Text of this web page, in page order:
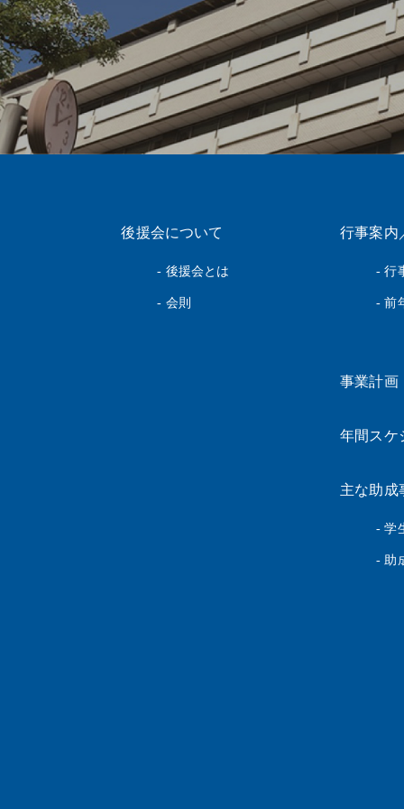
後援会について
- 後援会とは
- 会則
行事案内
- 行
- 前
事業計画
年間スケ
主な助成
- 学
- 助